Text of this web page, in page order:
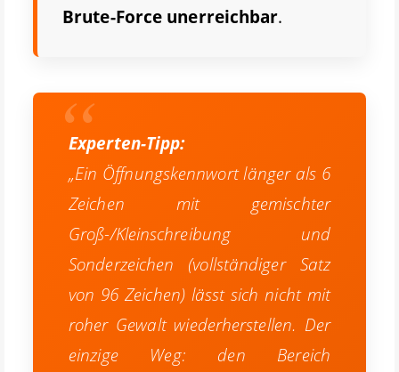
Brute-Force unerreichbar.
Experten-Tipp:
„Ein Öffnungskennwort länger als 6
Zeichen mit gemischter
Groß-/Kleinschreibung und
Sonderzeichen (vollständiger Satz
von 96 Zeichen) lässt sich nicht mit
roher Gewalt wiederherstellen. Der
einzige Weg: den Bereich